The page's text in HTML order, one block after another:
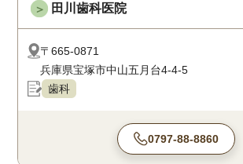
＞ 田川歯科医院
〒665-0871
兵庫県宝塚市中山五月台4-4-5
歯科
0797-88-8860